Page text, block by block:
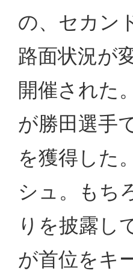
の、セカン
路面状況が
開催された
が勝田選手
を獲得した
シュ。もち
りを披露し
が首位をキ